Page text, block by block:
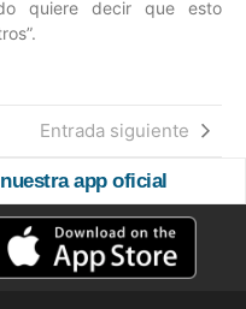
quiere decir que esto
Entrada siguiente
app oficial